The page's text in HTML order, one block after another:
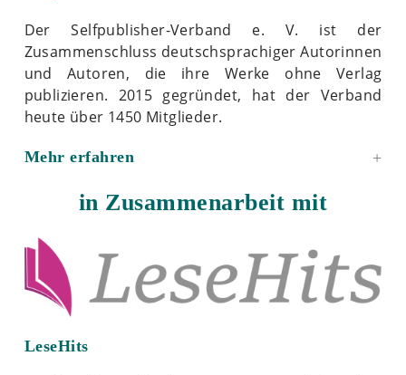
Der Selfpublisher-Verband e. V. ist der
Zusammenschluss deutschsprachiger Autorinnen
und Autoren, die ihre Werke ohne Verlag
publizieren. 2015 gegründet, hat der Verband
heute über 1450 Mitglieder.
Mehr erfahren
in Zusammenarbeit mit
LeseHits